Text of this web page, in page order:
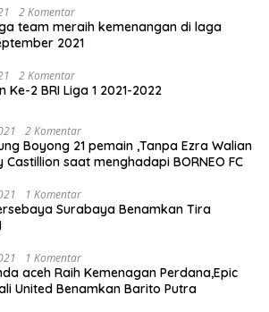
2 Komentar
team meraih kemenangan di laga
2021
2 Komentar
Ke-2 BRI Liga 1 2021-2022
2 Komentar
Boyong 21 pemain ,Tanpa Ezra Walian
saat menghadapi BORNEO FC
1 Komentar
Surabaya Benamkan Tira
1 Komentar
aceh Raih Kemenagan Perdana,Epic
United Benamkan Barito Putra